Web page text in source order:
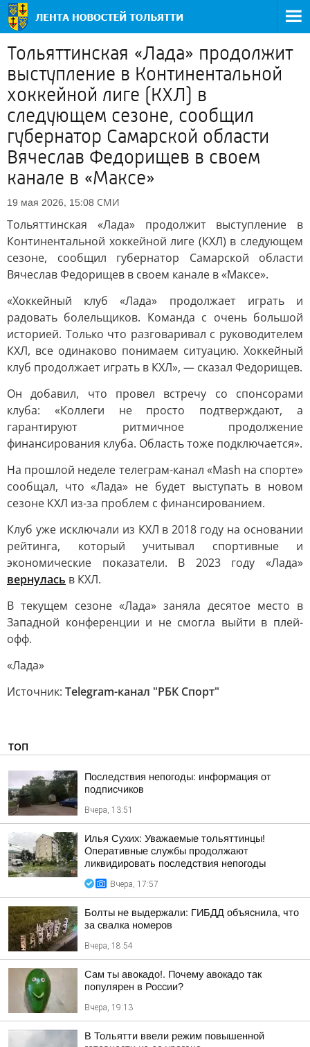
Тольяттинская «Лада» продолжит
выступление в Континентальной
хоккейной лиге (КХЛ) в
следующем сезоне, сообщил
губернатор Самарской области
Вячеслав Федорищев в своем
канале в «Максе»
19 мая 2026, 15:08 СМИ
Тольяттинская «Лада» продолжит выступление в
Континентальной хоккейной лиге (КХЛ) в следующем
сезоне, сообщил губернатор Самарской области
Вячеслав Федорищев в своем канале в «Максе».
«Хоккейный клуб «Лада» продолжает играть и
радовать болельщиков. Команда с очень большой
историей. Только что разговаривал с руководителем
КХЛ, все одинаково понимаем ситуацию. Хоккейный
клуб продолжает играть в КХЛ», — сказал Федорищев.
Он добавил, что провел встречу со спонсорами
клуба: «Коллеги не просто подтверждают, а
гарантируют ритмичное продолжение
финансирования клуба. Область тоже подключается».
На прошлой неделе телеграм-канал «Mash на спорте»
сообщал, что «Лада» не будет выступать в новом
сезоне КХЛ из-за проблем с финансированием.
Клуб уже исключали из КХЛ в 2018 году на основании
рейтинга, который учитывал спортивные и
экономические показатели. В 2023 году «Лада»
вернулась в КХЛ.
В текущем сезоне «Лада» заняла десятое место в
Западной конференции и не смогла выйти в плей-
офф.
«Лада»
Источник: Telegram-канал "РБК Спорт"
ТОП
Последствия непогоды: информация от
подписчиков
Вчера, 13:51
Илья Сухих: Уважаемые тольяттинцы!
Оперативные службы продолжают
ликвидировать последствия непогоды
Вчера, 17:57
Болты не выдержали: ГИБДД объяснила, что
за свалка номеров
Вчера, 18:54
Сам ты авокадо!. Почему авокадо так
популярен в России?
Вчера, 19:13
В Тольятти ввели режим повышенной